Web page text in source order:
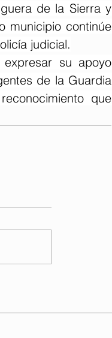
de la Sierra y
municipio continúe
judicial.
su apoyo
de la Guardia
que